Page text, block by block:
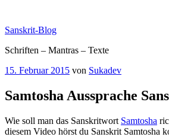
springen
Sanskrit-Blog
Schriften – Mantras – Texte
Veröffentlicht
15. Februar 2015 von Sukadev
Samtosha Aussprache
Wie soll man das Sanskritwort Samtosha
diesem Video hörst du Sanskrit Samtosha